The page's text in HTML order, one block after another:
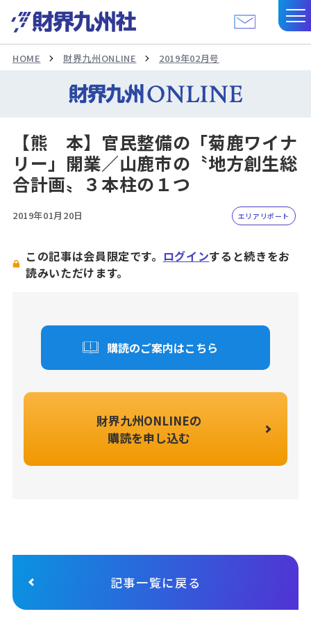
HOME 財界九州ONLINE 2019年02月号
【熊 本】官民整備の「菊鹿ワイナ
リー」開業／山鹿市の〝地方創生総
合計画〟３本柱の１つ
2019年01月20日 エリアリポート
この記事は会員限定です。 ログインすると続きをお
読みいただけます。
購読のご案内はこちら
財界九州ONLINEの
購読を申し込む
記事一覧に戻る